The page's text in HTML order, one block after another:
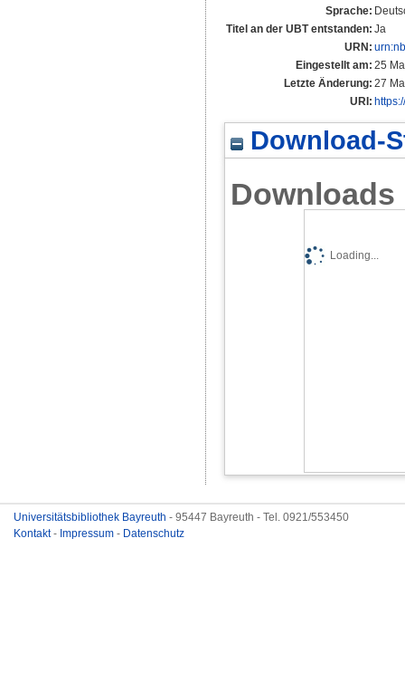
Sprache:
Titel an der UBT entstanden: Ja
URN:
Eingestellt am: 25
Letzte Änderung: 27
URI:
Download-
Downloads
Loading...
Universitätsbibliothek Bayreuth - 95447 Bayreuth - Tel. 0921/553450
Kontakt- Impressum - Datenschutz